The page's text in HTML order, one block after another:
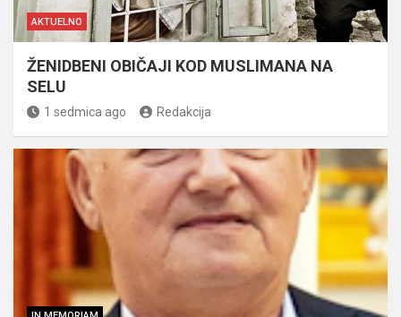
AKTUELNO
ŽENIDBENI OBIČAJI KOD MUSLIMANA NA
SELU
1 sedmica ago Redakcija